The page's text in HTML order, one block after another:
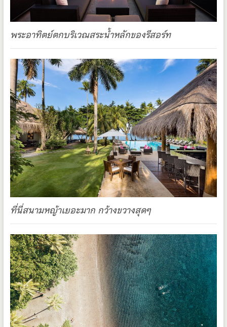
พระอาทิตย์ตกบริเวณสระน้ำหลักของรีสอร์ท
ที่นี่สนามหญ้าเยอะมาก กว้างขวางสุดๆ